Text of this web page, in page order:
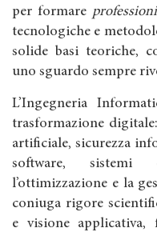
per formare
tecnologiche e
solide basi teoriche,
uno sguardo sempre
L’Ingegneria
trasformazione
artificiale, sicurezza
software, sistemi
l’ottimizzazione e la
coniuga rigore
e visione applicativa,